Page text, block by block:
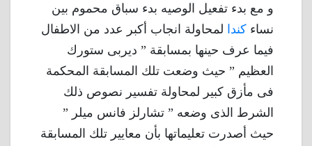
و مع بدء تفعيل الوصيه بدء سباق محموم بين
نساء كندا لمحاولة انجاب أكبر عدد من الاطفال
فيما عرف حينها بمسابقة ” ديربى ستورك
العظيم ” حيث وضعت تلك المسابقة المحكمة
فى مأزق كبير لمحاولة تفسير نصوص ذلك
الشرط الذى وضعه ” تشارلز فانس ميلر ”
حيث أصدرت تعليماتها بأن معايير تلك المسابقة